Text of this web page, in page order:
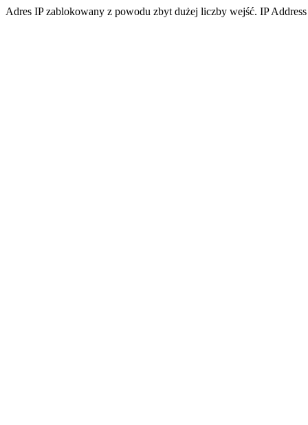
Adres IP zablokowany z powodu zbyt dużej liczby wejść. IP